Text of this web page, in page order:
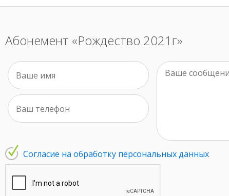
Абонемент «Рождество 2021г»
Согласие на обработку персональных данных